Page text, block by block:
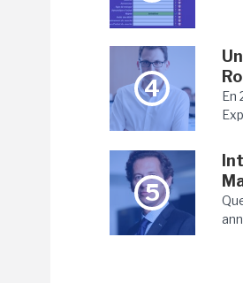
4
En
5